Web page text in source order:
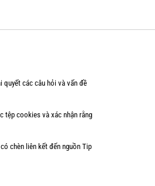
quyết các câu hỏi và vấn đề
tệp cookies và xác nhận rằng
chèn liên kết đến nguồn Tip